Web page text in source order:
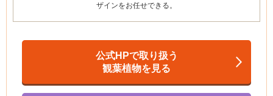
ザインをお任せできる。
公式HPで取り扱う
観葉植物を見る